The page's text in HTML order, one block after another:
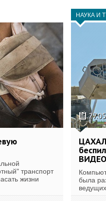
транспорт
жизни
НАУКА И
ЦАХАЛ
ВИДЕО
была